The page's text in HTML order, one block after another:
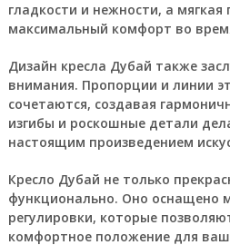
гладкости и нежности, а
максимальный комфорт во
Дизайн кресла Дубай также
внимания. Пропорции и линии
сочетаются, создавая
изгибы и роскошные детали
настоящим произведением
Кресло Дубай не только
функционально. Оно оснащено
регулировки, которые
комфортное положение для